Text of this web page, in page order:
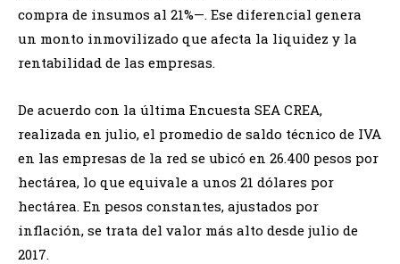
compra de insumos al 21%—. Ese diferencial genera
un monto inmovilizado que afecta la liquidez y la
rentabilidad de las empresas.
De acuerdo con la última Encuesta SEA CREA,
realizada en julio, el promedio de saldo técnico de IVA
en las empresas de la red se ubicó en 26.400 pesos por
hectárea, lo que equivale a unos 21 dólares por
hectárea. En pesos constantes, ajustados por
inflación, se trata del valor más alto desde julio de
2017.